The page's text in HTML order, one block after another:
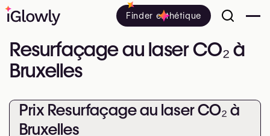
Finder esthétique
Resurfaçage au laser CO₂ à
Bruxelles
Prix Resurfaçage au laser CO₂ à
Bruxelles